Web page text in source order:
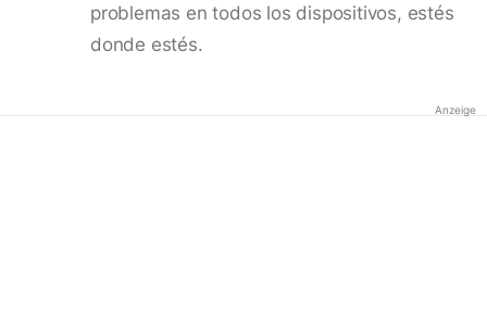
problemas en todos los dispositivos, estés
donde estés.
Anzeige